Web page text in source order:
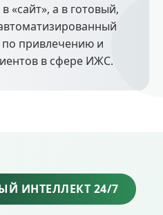
«сайт», а в готовый,
по привлечению и
в сфере ИЖС.
ИНТЕЛЛЕКТ 24/7